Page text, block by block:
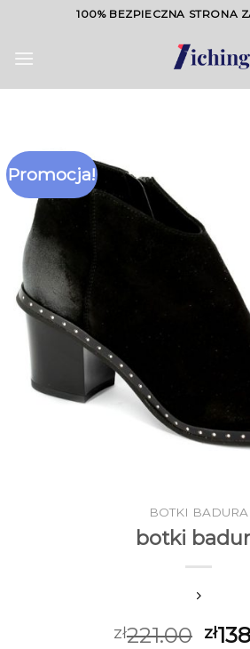
content
100% BEZPIECZNA STRONA
Promocja!
BOTKI BADURA
botki
zł221.00 zł